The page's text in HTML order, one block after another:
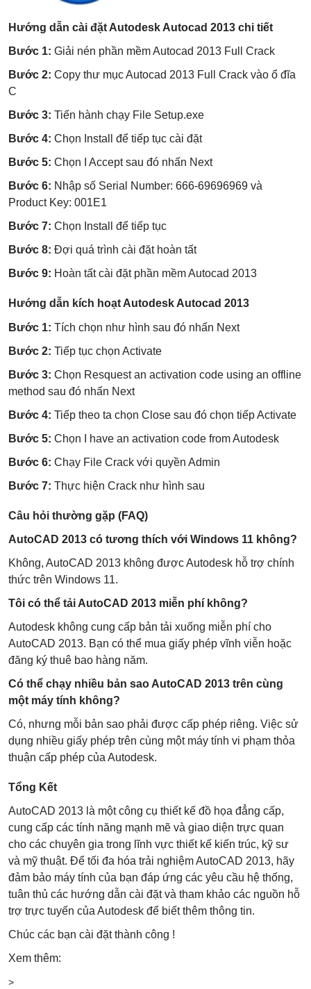
Hướng dẫn cài đặt Autodesk Autocad 2013 chi tiết
Bước 1: Giải nén phần mềm Autocad 2013 Full Crack
Bước 2: Copy thư mục Autocad 2013 Full Crack vào ổ đĩa
C
Bước 3: Tiến hành chạy File Setup.exe
Bước 4: Chọn Install để tiếp tục cài đặt
Bước 5: Chọn I Accept sau đó nhấn Next
Bước 6: Nhập số Serial Number: 666-69696969 và
Product Key: 001E1
Bước 7: Chọn Install để tiếp tục
Bước 8: Đợi quá trình cài đặt hoàn tất
Bước 9: Hoàn tất cài đặt phần mềm Autocad 2013
Hướng dẫn kích hoạt Autodesk Autocad 2013
Bước 1: Tích chọn như hình sau đó nhấn Next
Bước 2: Tiếp tục chọn Activate
Bước 3: Chọn Resquest an activation code using an offline
method sau đó nhấn Next
Bước 4: Tiếp theo ta chọn Close sau đó chọn tiếp Activate
Bước 5: Chọn I have an activation code from Autodesk
Bước 6: Chạy File Crack với quyền Admin
Bước 7: Thực hiện Crack như hình sau
Câu hỏi thường gặp (FAQ)
AutoCAD 2013 có tương thích với Windows 11 không?
Không, AutoCAD 2013 không được Autodesk hỗ trợ chính
thức trên Windows 11.
Tôi có thể tải AutoCAD 2013 miễn phí không?
Autodesk không cung cấp bản tải xuống miễn phí cho
AutoCAD 2013. Bạn có thể mua giấy phép vĩnh viễn hoặc
đăng ký thuê bao hàng năm.
Có thể chạy nhiều bản sao AutoCAD 2013 trên cùng
một máy tính không?
Có, nhưng mỗi bản sao phải được cấp phép riêng. Việc sử
dụng nhiều giấy phép trên cùng một máy tính vi phạm thỏa
thuận cấp phép của Autodesk.
Tổng Kết
AutoCAD 2013 là một công cụ thiết kế đồ họa đẳng cấp,
cung cấp các tính năng mạnh mẽ và giao diện trực quan
cho các chuyên gia trong lĩnh vực thiết kế kiến trúc, kỹ sư
và mỹ thuật. Để tối đa hóa trải nghiệm AutoCAD 2013, hãy
đảm bảo máy tính của bạn đáp ứng các yêu cầu hệ thống,
tuân thủ các hướng dẫn cài đặt và tham khảo các nguồn hỗ
trợ trực tuyến của Autodesk để biết thêm thông tin.
Chúc các bạn cài đặt thành công !
Xem thêm:
>